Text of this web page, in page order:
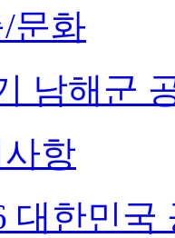
문화
남해군
항
대한민국